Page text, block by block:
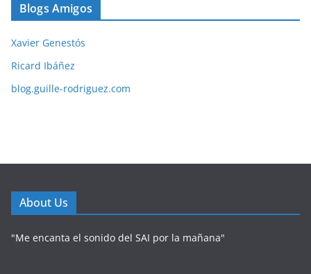
Blogs Amigos
Xavier Genestós
Ricard Ibáñez
blog.guille-rodriguez.com
About Us
"Me encanta el sonido del SAI por la mañana"